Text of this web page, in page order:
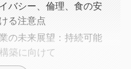
バシー、倫理、食の安
る注意点
の未来展望：持続可能
築に向けて